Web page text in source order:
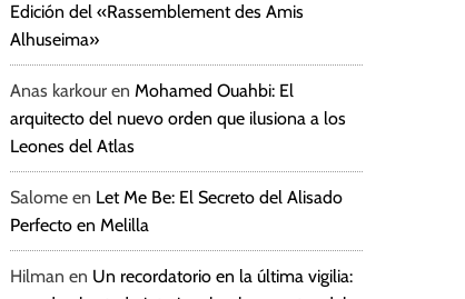
Edición del «Rassemblement des Amis
Alhuseima»
Anas karkour en Mohamed Ouahbi: El
arquitecto del nuevo orden que ilusiona a los
Leones del Atlas
Salome en Let Me Be: El Secreto del Alisado
Perfecto en Melilla
Hilman en Un recordatorio en la última vigilia: